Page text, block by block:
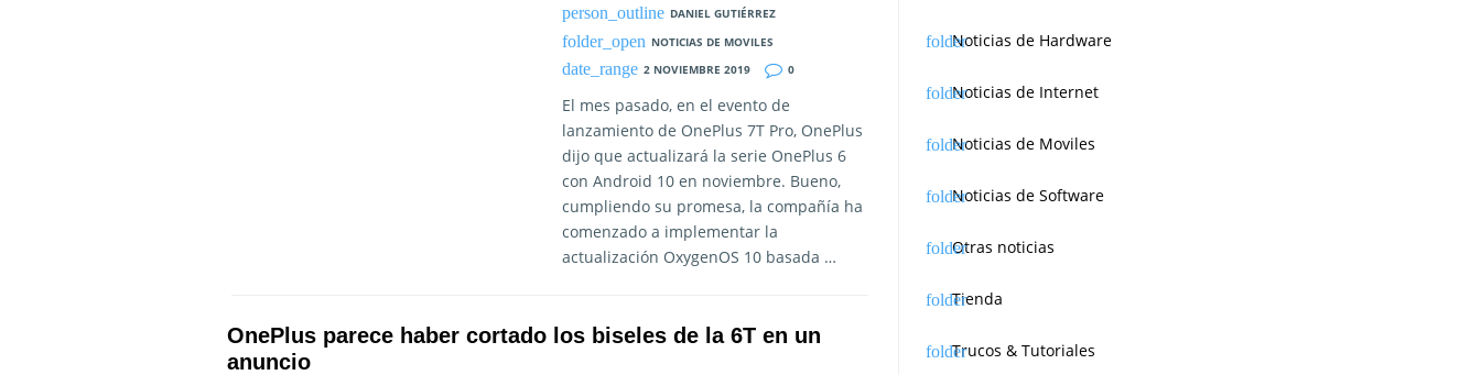
DANIEL GUTIÉRREZ
NOTICIAS DE MOVILES
2 NOVIEMBRE 2019
0
El mes pasado, en el evento de
lanzamiento de OnePlus 7T Pro, OnePlus
dijo que actualizará la serie OnePlus 6
con Android 10 en noviembre. Bueno,
cumpliendo su promesa, la compañía ha
comenzado a implementar la
actualización OxygenOS 10 basada …
OnePlus parece haber cortado los biseles de la 6T en un
anuncio
Noticias de Hardware
Noticias de Internet
Noticias de Moviles
Noticias de Software
Otras noticias
Tienda
Trucos & Tutoriales